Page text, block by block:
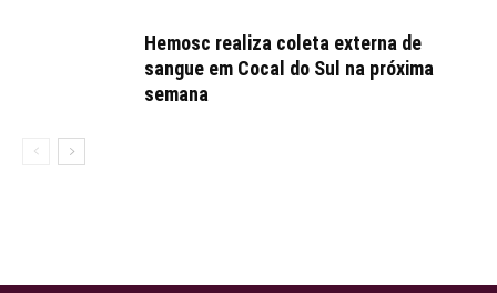
Hemosc realiza coleta externa de
sangue em Cocal do Sul na próxima
semana